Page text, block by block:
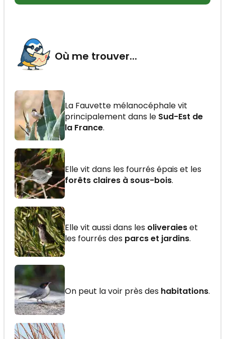
Où me trouver...
La Fauvette mélanocéphale vit
principalement dans le Sud-Est de
la France.
Elle vit dans les fourrés épais et les
forêts claires à sous-bois.
Elle vit aussi dans les oliveraieset
les fourrés des parcs et jardins.
On peut la voir près des habitations.